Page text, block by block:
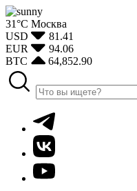
31°С Москва
USD
81.41
EUR
94.06
BTC
64,852.90